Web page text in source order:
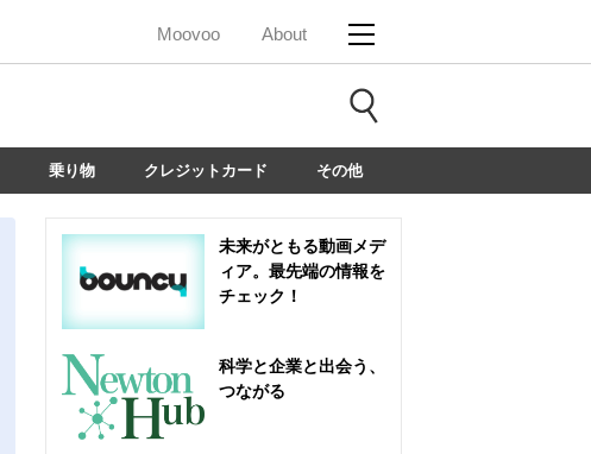
Moovoo About
乗り物 クレジットカード その他
未来がともる動画メデ
ィア。最先端の情報を
チェック！
科学と企業と出会う、
つながる